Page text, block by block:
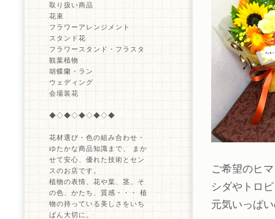
取り扱い商品
花束
フラワーアレンジメント
スタンド花
フラワースタンド・フラスタ
観葉植物
胡蝶蘭・ラン
ウェディング
会場装花
◆◇◆◇◆◇◆◇◆
花材選び・色の組み合わせ・
ゆたかな商品知識まで、 まか
せて安心、優れた技術とセン
スのお店です。
植物の表情、花や葉、茎、そ
の色、かたち、質感・・・ 植
物の持っている美しさをいち
ばん大切に。
ご希望のヒ
シダやトロ
元気いっぱ